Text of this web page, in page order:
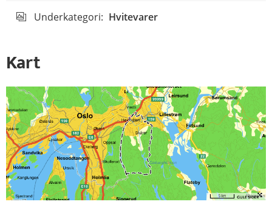
Underkategori: Hvitevarer
Kart